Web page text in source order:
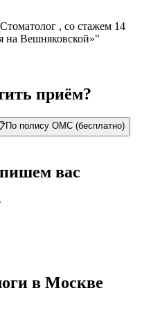
, со стажем 14
на Вешняковской»"
приём?
По полису ОМС (бесплатно)
вас
в Москве